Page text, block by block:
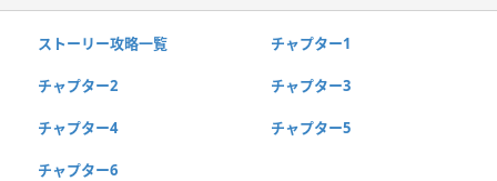
ストーリー攻略一覧 チャプター1
チャプター2 チャプター3
チャプター4 チャプター5
チャプター6